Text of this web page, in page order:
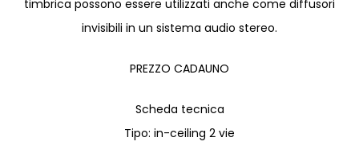
timbrica possono essere utilizzati anche come diffusori
invisibili in un sistema audio stereo.
PREZZO CADAUNO
Scheda tecnica
Tipo: in-ceiling 2 vie